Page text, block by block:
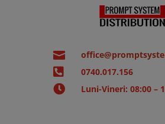

 0740.017.156
 Luni-Vineri: 08:00 –